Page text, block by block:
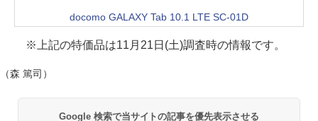
docomo GALAXY Tab 10.1 LTE SC-01D
※上記の特価品は11月21日(土)調査時の情報です。
（森 篤司）
Google 検索で当サイトの記事を優先表示させる